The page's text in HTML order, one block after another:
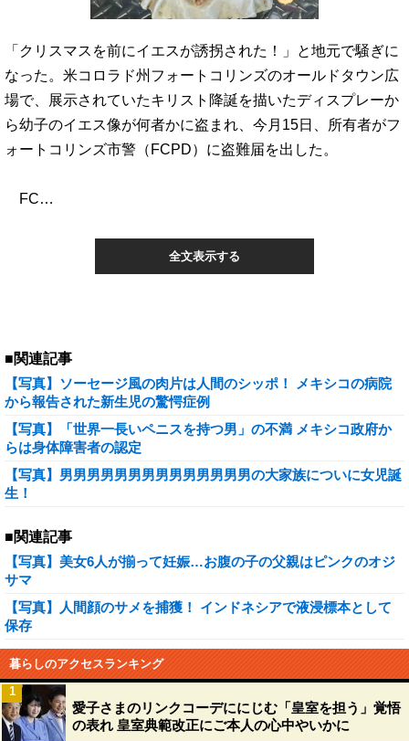
「クリスマスを前にイエスが誘拐された！」と地元で騒ぎに
なった。米コロラド州フォートコリンズのオールドタウン広
場で、展示されていたキリスト降誕を描いたディスプレーか
ら幼子のイエス像が何者かに盗まれ、今月15日、所有者がフ
ォートコリンズ市警（FCPD）に盗難届を出した。
FC…
全文表示する
■関連記事
【写真】ソーセージ風の肉片は人間のシッポ！ メキシコの病院
から報告された新生児の驚愕症例
【写真】「世界一長いペニスを持つ男」の不満 メキシコ政府か
らは身体障害者の認定
【写真】男男男男男男男男男男男男男男の大家族についに女児誕
生！
■関連記事
【写真】美女6人が揃って妊娠…お腹の子の父親はピンクのオジ
サマ
【写真】人間顔のサメを捕獲！ インドネシアで液浸標本として
保存
暮らしのアクセスランキング
愛子さまのリンクコーデににじむ「皇室を担う」覚悟
の表れ 皇室典範改正にご本人の心中やいかに
1